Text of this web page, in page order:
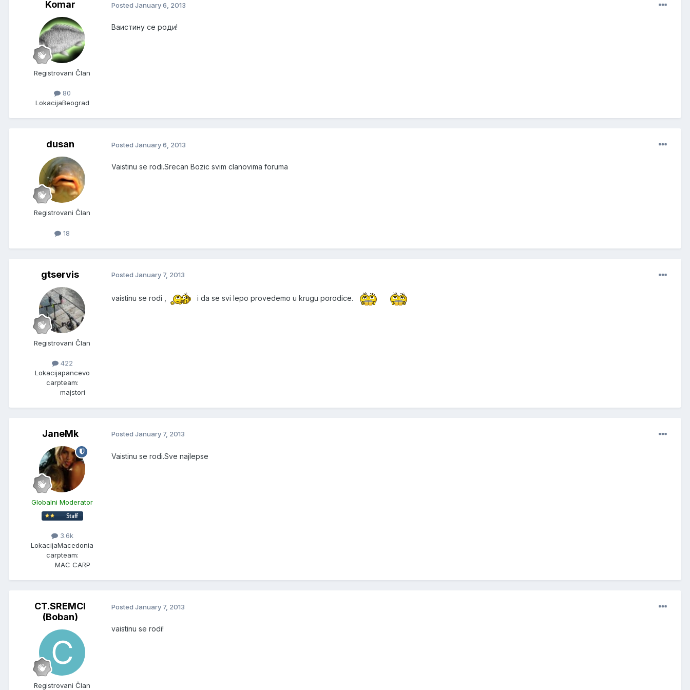
Komar
Registrovani Član
80
LokacijaBeograd
Posted January 6, 2013
Ваистину се роди!
dusan
Registrovani Član
18
Posted January 6, 2013
Vaistinu se rodi.Srecan Bozic svim clanovima foruma
gtservis
Registrovani Član
422
Lokacijapancevo
carpteam:
majstori
Posted January 7, 2013
vaistinu se rodi , i da se svi lepo provedemo u krugu porodice.
JaneMk
Globalni Moderator
3.6k
LokacijaMacedonia
carpteam:
MAC CARP
Posted January 7, 2013
Vaistinu se rodi.Sve najlepse
CT.SREMCI
(Boban)
Registrovani Član
Posted January 7, 2013
vaistinu se rodi!